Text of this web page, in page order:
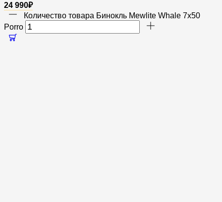
24 990₽
Количество товара Бинокль Mewlite Whale 7x50
Porro